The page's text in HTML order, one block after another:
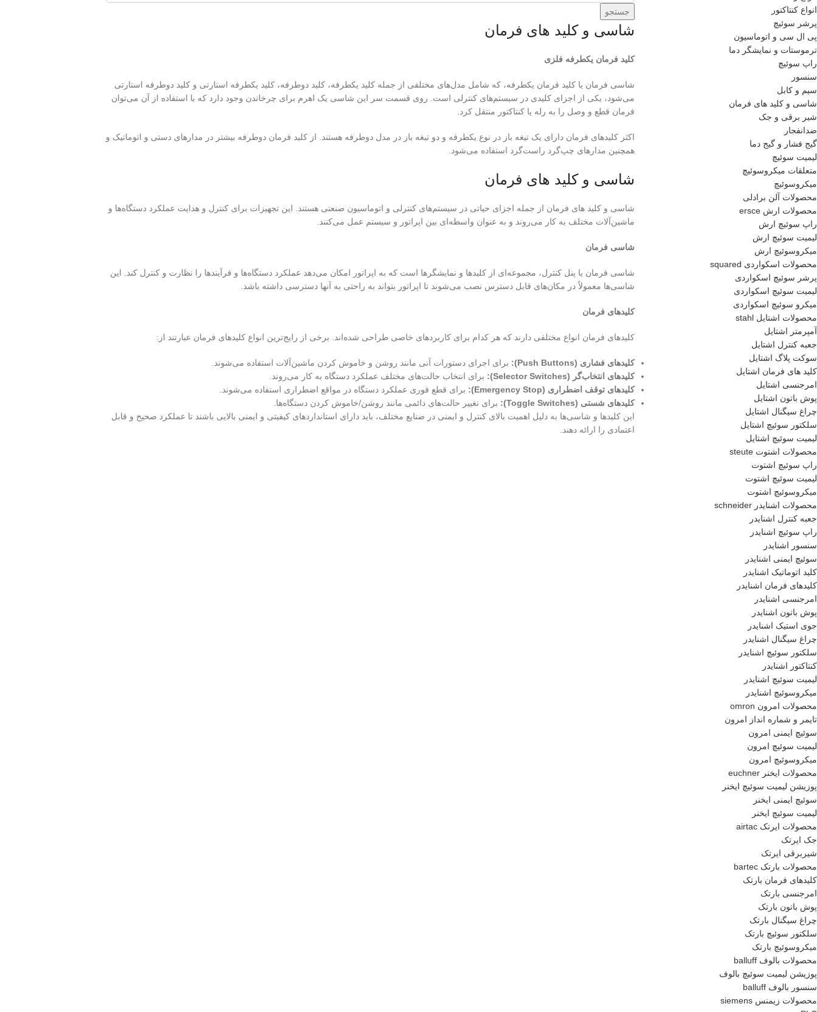
انواع کنتاکتور
پرشر سوئیچ
پی ال سی و اتوماسیون
ترموستات و نمایشگر دما
راپ سوئیچ
سنسور
سیم و کابل
شاسی و کلید های فرمان
شیر برقی و جک
ضدانفجار
گیج فشار و گیج دما
لیمیت سوئیچ
متعلقات میکروسوئیچ
میکروسوئیچ
محصولات آلن برادلی
محصولات ارش ersce
راپ سوئیچ ارش
لیمیت سوئیچ ارش
میکروسوئیچ ارش
محصولات اسکواردی squared
پرشر سوئیچ اسکواردی
لیمیت سوئیچ اسکواردی
میکرو سوئیچ اسکواردی
محصولات اشتایل stahl
آمپرمتر اشتایل
جعبه کنترل اشتایل
سوکت پلاگ اشتایل
کلید های فرمان اشتایل
امرجنسی اشتایل
پوش باتون اشتایل
چراغ سیگنال اشتایل
سلکتور سوئیچ اشتایل
لیمیت سوئیچ اشتایل
محصولات اشتوت steute
راپ سوئیچ اشتوت
لیمیت سوئیچ اشتوت
میکروسوئیچ اشتوت
محصولات اشنایدر schneider
جعبه کنترل اشنایدر
راپ سوئیچ اشنایدر
سنسور اشنایدر
سوئیچ ایمنی اشنایدر
کلید اتوماتیک اشنایدر
کلیدهای فرمان اشنایدر
امرجنسی اشنایدر
پوش باتون اشنایدر
جوی استیک اشنایدر
چراغ سیگنال اشنایدر
سلکتور سوئیچ اشنایدر
کنتاکتور اشنایدر
لیمیت سوئیچ اشنایدر
میکروسوئیچ اشنایدر
محصولات امرون omron
تایمر و شماره انداز امرون
سوئیچ ایمنی امرون
لیمیت سوئیچ امرون
میکروسوئیچ امرون
محصولات ایخنر euchner
پوزیشن لیمیت سوئیچ ایخنر
سوئیچ ایمنی ایخنر
لیمیت سوئیچ ایخنر
محصولات ایرتک airtac
جک ایرتک
شیربرقی ایرتک
محصولات بارتک bartec
کلیدهای فرمان بارتک
امرجنسی بارتک
پوش باتون بارتک
چراغ سیگنال بارتک
سلکتور سوئیچ بارتک
میکروسوئیچ بارتک
محصولات بالوف balluff
پوزیشن لیمیت سوئیچ بالوف
سنسور بالوف balluff
محصولات زیمنس siemens
جستجو
شاسی و کلید های فرمان
کلید فرمان یکطرفه فلزی
شاسی فرمان یا کلید فرمان یکطرفه، که شامل مدل‌های مختلفی از جمله کلید یکطرفه، کلید دوطرفه، کلید یکطرفه استارتی و کلید دوطرفه استارتی
می‌شود، یکی از اجزای کلیدی در سیستم‌های کنترلی است. روی قسمت سر این شاسی یک اهرم برای چرخاندن وجود دارد که با استفاده از آن می‌توان
فرمان قطع و وصل را به رله یا کنتاکتور منتقل کرد.
اکثر کلیدهای فرمان دارای یک تیغه باز در نوع یکطرفه و دو تیغه باز در مدل دوطرفه هستند. از کلید فرمان دوطرفه بیشتر در مدارهای دستی و اتوماتیک و
همچنین مدارهای چپ‌گرد راست‌گرد استفاده می‌شود.
شاسی و کلید های فرمان
شاسی و کلید های فرمان از جمله اجزای حیاتی در سیستم‌های کنترلی و اتوماسیون صنعتی هستند. این تجهیزات برای کنترل و هدایت عملکرد دستگاه‌ها و
ماشین‌آلات مختلف به کار می‌روند و به عنوان واسطه‌ای بین اپراتور و سیستم عمل می‌کنند.
شاسی فرمان
شاسی فرمان یا پنل کنترل، مجموعه‌ای از کلیدها و نمایشگرها است که به اپراتور امکان می‌دهد عملکرد دستگاه‌ها و فرآیندها را نظارت و کنترل کند. این
شاسی‌ها معمولاً در مکان‌های قابل دسترس نصب می‌شوند تا اپراتور بتواند به راحتی به آنها دسترسی داشته باشد.
کلیدهای فرمان
کلیدهای فرمان انواع مختلفی دارند که هر کدام برای کاربردهای خاصی طراحی شده‌اند. برخی از رایج‌ترین انواع کلیدهای فرمان عبارتند از:
کلیدهای فشاری (Push Buttons):
برای اجرای دستورات آنی مانند روشن و خاموش کردن ماشین‌آلات استفاده می‌شوند.
کلیدهای انتخاب‌گر (Selector Switches):
برای انتخاب حالت‌های مختلف عملکرد دستگاه به کار می‌روند.
کلیدهای توقف اضطراری (Emergency Stop):
برای قطع فوری عملکرد دستگاه در مواقع اضطراری استفاده می‌شوند.
کلیدهای شستی (Toggle Switches):
برای تغییر حالت‌های دائمی مانند روشن/خاموش کردن دستگاه‌ها.
این کلیدها و شاسی‌ها به دلیل اهمیت بالای کنترل و ایمنی در صنایع مختلف، باید دارای استانداردهای کیفیتی و ایمنی بالایی باشند تا عملکرد صحیح و قابل
اعتمادی را ارائه دهند.